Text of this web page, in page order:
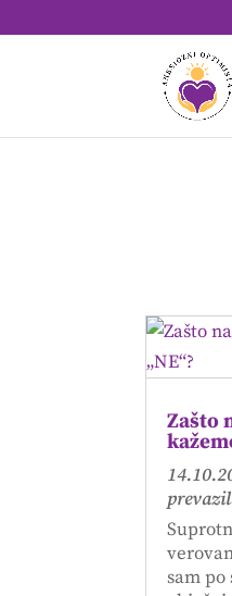
Zašto
sam